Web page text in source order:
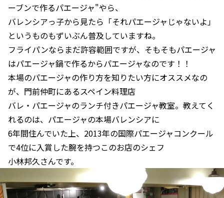
ーブンで作るパエージャ"やら、
バレンシアっ子から見たら「それパエージャじゃないよ」
というものもずいぶん普及していますね。
フライパンならまだ許容範囲ですが、そもそもパエージャ
はパエージャ鍋で作るからパエージャなのです！！
本場のパエージャの作り方を知りたい方にオススメなの
が、門前仲町にあるスペイン料理店
バレ・パエージャのランチ付きパエージャ教室。教えてく
れるのは、パエージャの本場バレンシアに
6年間住んでいた上、2013年の国際パエージャコンクール
で4位に入賞した腕を持つこのお店のシェフ
小林邦久さんです。